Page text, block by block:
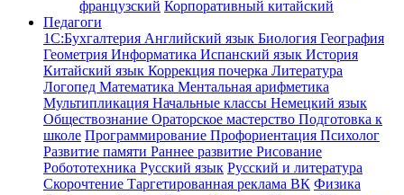
французский Корпоративный китайский
Педагоги
1С:Бухгалтерия Английский язык Биология География
Геометрия Информатика Испанский язык История
Китайский язык Коррекция почерка Литература
Логопед Математика Ментальная арифметика
Мультипликация Начальные классы Немецкий язык
Обществознание Ораторское мастерство Подготовка к
школе Программирование Профориентация Психолог
Развитие памяти Раннее развитие Рисование
Робототехника Русский язык Русский и литература
Скорочтение Таргетированная реклама ВК Физика